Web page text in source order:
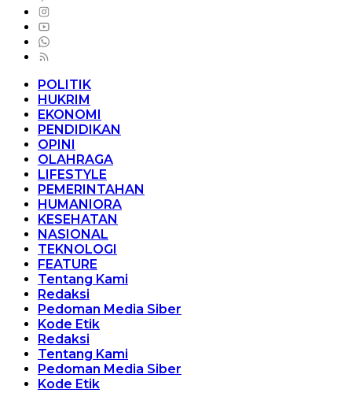
POLITIK
HUKRIM
EKONOMI
PENDIDIKAN
OPINI
OLAHRAGA
LIFESTYLE
PEMERINTAHAN
HUMANIORA
KESEHATAN
NASIONAL
TEKNOLOGI
FEATURE
Tentang Kami
Redaksi
Pedoman Media Siber
Kode Etik
Redaksi
Tentang Kami
Pedoman Media Siber
Kode Etik